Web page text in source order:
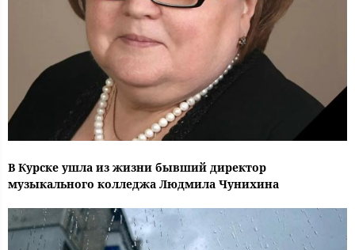
В Курске ушла из жизни бывший директор
музыкального колледжа Людмила Чунихина